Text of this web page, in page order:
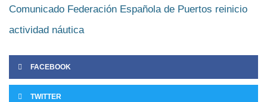
Comunicado Federación Española de Puertos reinicio
actividad náutica
FACEBOOK
TWITTER